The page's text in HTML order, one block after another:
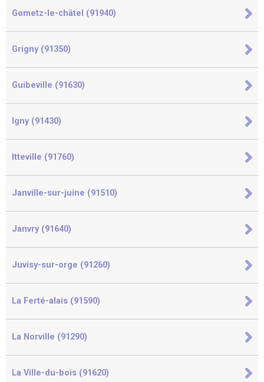
Gometz-le-châtel (91940)
Grigny (91350)
Guibeville (91630)
Igny (91430)
Itteville (91760)
Janville-sur-juine (91510)
Janvry (91640)
Juvisy-sur-orge (91260)
La Ferté-alais (91590)
La Norville (91290)
La Ville-du-bois (91620)